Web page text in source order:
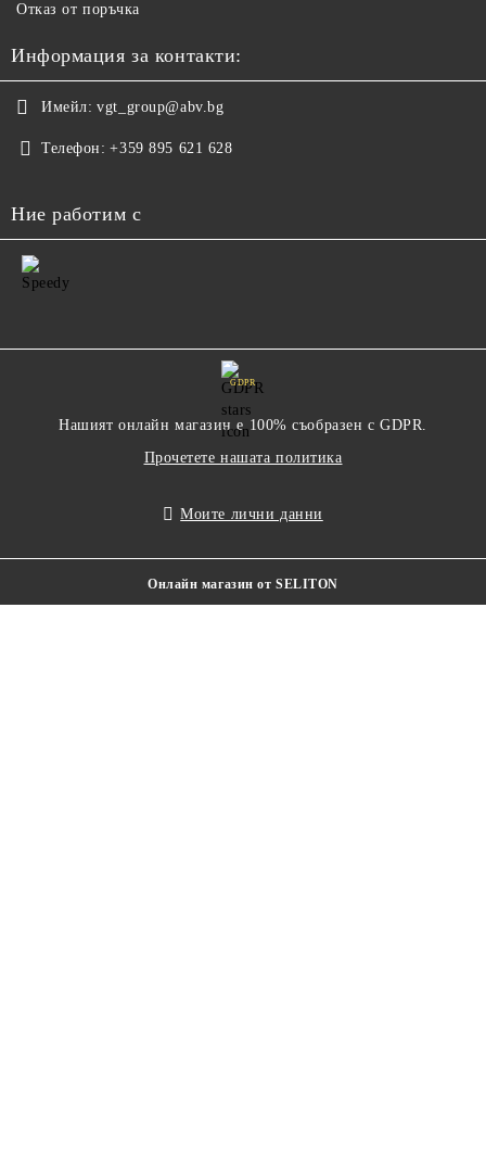
Отказ от поръчка
Информация за контакти:
Имейл: vgt_group@abv.bg
Телефон: +359 895 621 628
Ние работим с
GDPR
Нашият онлайн магазин е 100% съобразен с GDPR.
Прочетете нашата политика
Моите лични данни
Онлайн магазин от SELITON